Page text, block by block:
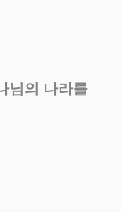
님의 나라를